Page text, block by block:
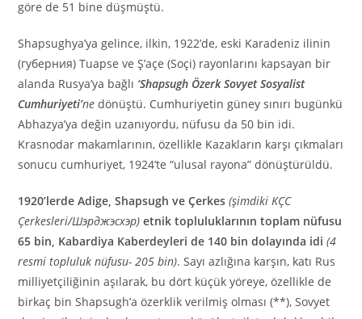
göre de 51 bine düşmüştü.
Shapsughya’ya gelince, ilkin, 1922’de, eski Karadeniz ilinin
(губерния) Tuapse ve Ş’açe (Soçi) rayonlarını kapsayan bir
alanda Rusya’ya bağlı ‘Shapsugh Özerk Sovyet Sosyalist
Cumhuriyeti’nedönüştü. Cumhuriyetin güney sınırı bugünkü
Abhazya’ya değin uzanıyordu, nüfusu da 50 bin idi.
Krasnodar makamlarının, özellikle Kazakların karşı çıkmaları
sonucu cumhuriyet, 1924’te “ulusal rayona” dönüştürüldü.
1920’lerde Adige, Shapsugh ve Çerkes(şimdiki KÇC
Çerkesleri/Шэрджэсхэр) etnik topluluklarının toplam nüfusu
65 bin, Kabardiya Kaberdeyleri de 140 bin dolayında idi(4
resmi topluluk nüfusu- 205 bin). Sayı azlığına karşın, katı Rus
milliyetçiliğinin aşılarak, bu dört küçük yöreye, özellikle de
birkaç bin Shapsugh’a özerklik verilmiş olması (**), Sovyet